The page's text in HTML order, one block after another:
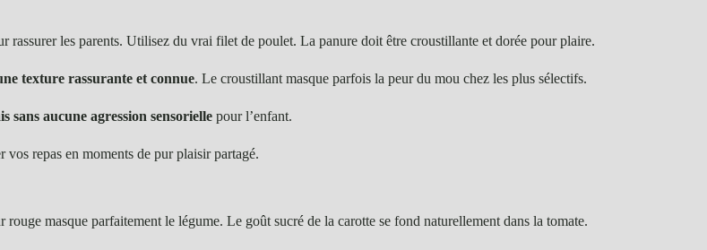
rassurer les parents. Utilisez du vrai filet de poulet. La panure doit être croustillante et dorée pour plaire.
texture rassurante et connue. Le croustillant masque parfois la peur du mou chez les plus sélectifs.
sans aucune agression sensorielle pour l’enfant.
vos repas en moments de pur plaisir partagé.
rouge masque parfaitement le légume. Le goût sucré de la carotte se fond naturellement dans la tomate.